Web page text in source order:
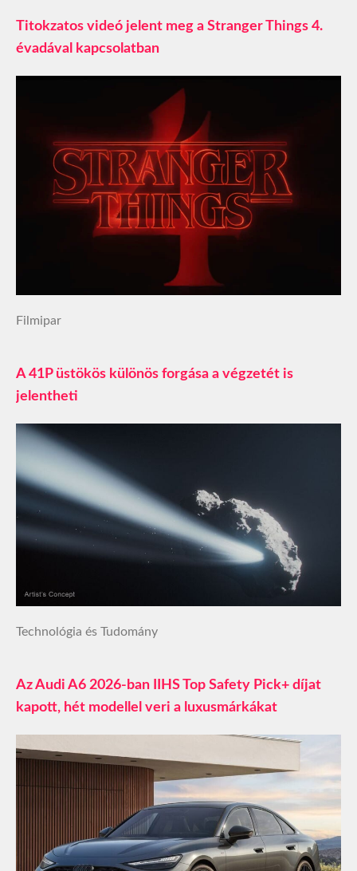
Titokzatos videó jelent meg a Stranger Things 4.
évadával kapcsolatban
Filmipar
A 41P üstökös különös forgása a végzetét is
jelentheti
Technológia és Tudomány
Az Audi A6 2026-ban IIHS Top Safety Pick+ díjat
kapott, hét modellel veri a luxusmárkákat